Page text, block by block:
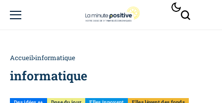
Accueil informatique
informatique